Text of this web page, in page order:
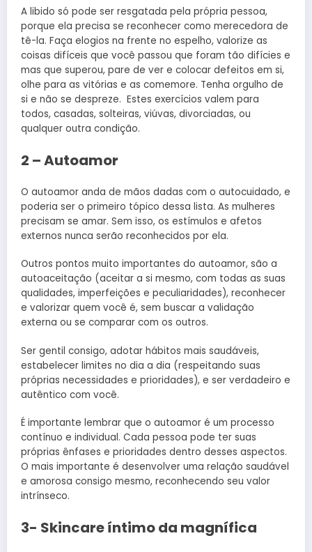
A libido só pode ser resgatada pela própria pessoa,
porque ela precisa se reconhecer como merecedora de
tê-la. Faça elogios na frente no espelho, valorize as
coisas difíceis que você passou que foram tão difícies e
mas que superou, pare de ver e colocar defeitos em si,
olhe para as vitórias e as comemore. Tenha orgulho de
si e não se despreze. Estes exercícios valem para
todos, casadas, solteiras, viúvas, divorciadas, ou
qualquer outra condição.
2 – Autoamor
O autoamor anda de mãos dadas com o autocuidado, e
poderia ser o primeiro tópico dessa lista. As mulheres
precisam se amar. Sem isso, os estímulos e afetos
externos nunca serão reconhecidos por ela.
Outros pontos muito importantes do autoamor, são a
autoaceitação (aceitar a si mesmo, com todas as suas
qualidades, imperfeições e peculiaridades), reconhecer
e valorizar quem você é, sem buscar a validação
externa ou se comparar com os outros.
Ser gentil consigo, adotar hábitos mais saudáveis,
estabelecer limites no dia a dia (respeitando suas
próprias necessidades e prioridades), e ser verdadeiro e
autêntico com você.
É importante lembrar que o autoamor é um processo
contínuo e individual. Cada pessoa pode ter suas
próprias ênfases e prioridades dentro desses aspectos.
O mais importante é desenvolver uma relação saudável
e amorosa consigo mesmo, reconhecendo seu valor
intrínseco.
3- Skincare íntimo da magnífica